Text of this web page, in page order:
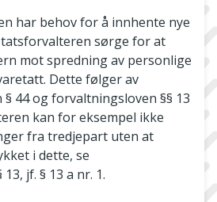
har behov for å innhente nye
sørge for at
mot spredning av personlige
Dette følger av
44 og forvaltningsloven §§ 13
kan for eksempel ikke
fra tredjepart uten at
i dette, se
jf. § 13 a nr. 1.